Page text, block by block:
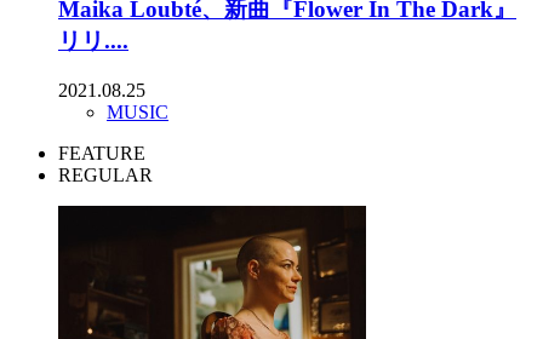
Maika Loubté、新曲『Flower In The Dark』
リリ....
2021.08.25
MUSIC
FEATURE
REGULAR